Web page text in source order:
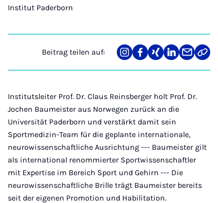
Institut Paderborn
Beitrag teilen auf:
Teilen
auf
Teilen
auf
Teilen
auf
Teilen
auf
Teilen
über
Mail
Link
Institutsleiter Prof. Dr. Claus Reinsberger holt Prof. Dr.
Jochen Baumeister aus Norwegen zurück an die
Universität Paderborn und verstärkt damit sein
Sportmedizin-Team für die geplante internationale,
neurowissenschaftliche Ausrichtung --- Baumeister gilt
als international renommierter Sportwissenschaftler
mit Expertise im Bereich Sport und Gehirn --- Die
neurowissenschaftliche Brille trägt Baumeister bereits
seit der eigenen Promotion und Habilitation.